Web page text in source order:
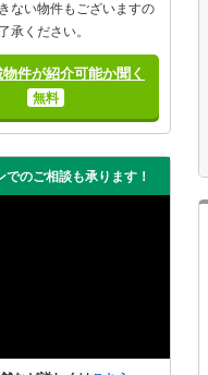
ない物件もございますの
承ください。
件が紹介可能か聞く
無料
でのご相談も承ります！